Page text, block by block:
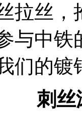
拉丝，
与中铁
们的镀
刺丝